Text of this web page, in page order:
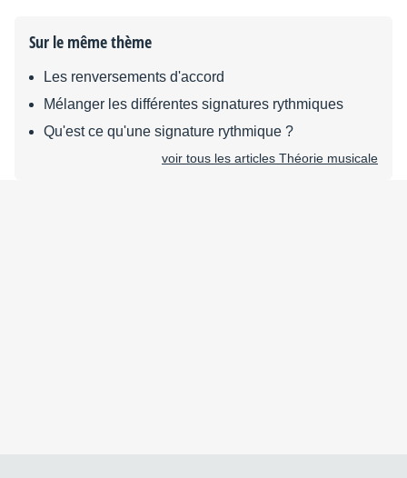
Sur le même thème
Les renversements d'accord
Mélanger les différentes signatures rythmiques
Qu'est ce qu'une signature rythmique ?
voir tous les articles Théorie musicale